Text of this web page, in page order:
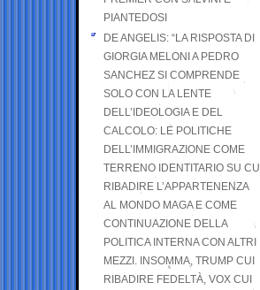
PIANTEDOSI
DE ANGELIS: “LA RISPOSTA DI
GIORGIA MELONI A PEDRO
SANCHEZ SI COMPRENDE
SOLO CON LA LENTE
DELL’IDEOLOGIA E DEL
CALCOLO: LE POLITICHE
DELL’IMMIGRAZIONE COME
TERRENO IDENTITARIO SU CUI
RIBADIRE L’APPARTENENZA
AL MONDO MAGA E COME
CONTINUAZIONE DELLA
POLITICA INTERNA CON ALTRI
MEZZI. INSOMMA, TRUMP CUI
RIBADIRE FEDELTÀ, VOX CUI